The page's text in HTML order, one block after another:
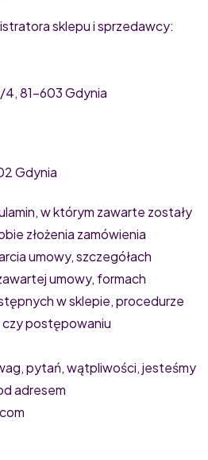
sklepu i sprzedawcy:
4, 81-603 Gdynia
Gdynia
w którym zawarte zostały
złożenia zamówienia
umowy, szczegółach
umowy, formach
w sklepie, procedurze
postępowaniu
pytań, wątpliwości, jesteśmy
adresem